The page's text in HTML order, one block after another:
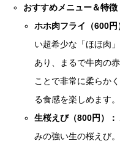
おすすめメニュー＆特徴
ホホ肉フライ（600円
い超希少な「ほほ肉
あり、まるで牛肉の
ことで非常に柔らか
る食感を楽しめます。
生桜えび（800円）：
みの強い生の桜えび。